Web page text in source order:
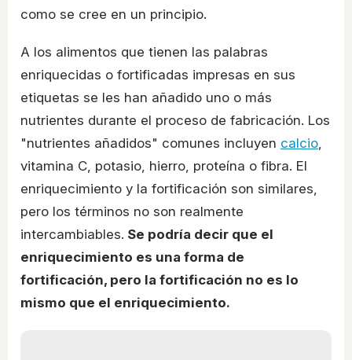
como se cree en un principio.
A los alimentos que tienen las palabras
enriquecidas o fortificadas impresas en sus
etiquetas se les han añadido uno o más
nutrientes durante el proceso de fabricación. Los
"nutrientes añadidos" comunes incluyen calcio
vitamina C, potasio, hierro, proteína o fibra. El
enriquecimiento y la fortificación son similares,
pero los términos no son realmente
intercambiables. Se podría decir que el
enriquecimiento es una forma de
fortificación, pero la fortificación no es lo
mismo que el enriquecimiento.